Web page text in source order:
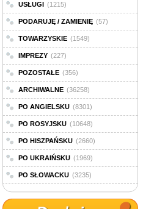
USŁUGI (1215)
PODARUJĘ / ZAMIENIĘ (57)
TOWARZYSKIE (1549)
IMPREZY (227)
POZOSTAŁE (356)
ARCHIWALNE (36258)
PO ANGIELSKU (8301)
PO ROSYJSKU (10648)
PO HISZPAŃSKU (2660)
PO UKRAIŃSKU (1969)
PO SŁOWACKU (3235)